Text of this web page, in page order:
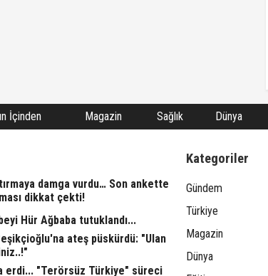
İçinden Magazin Sağlık Dünya
damga vurdu… Son ankette
dikkat çekti!
Hür Ağbaba tutuklandı...
ateş püskürdü: "Ulan
erdi... "Terörsüz Türkiye" süreci
Kategoriler
Gündem
Türkiye
Magazin
Dünya